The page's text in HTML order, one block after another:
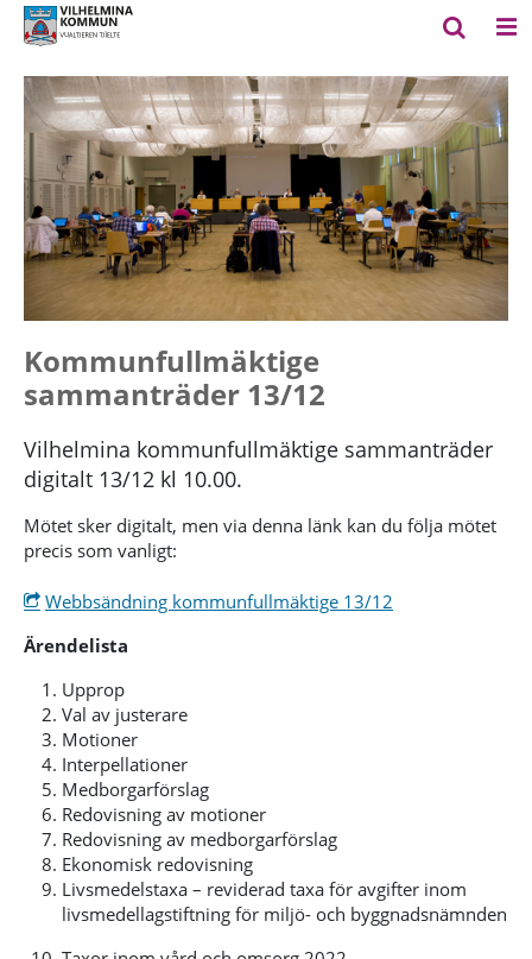
Kommunfullmäktige
sammanträder 13/12
Vilhelmina kommunfullmäktige sammanträder
digitalt 13/12 kl 10.00.
Mötet sker digitalt, men via denna länk kan du följa mötet
precis som vanligt:
Webbsändning kommunfullmäktige 13/12
Ärendelista
Upprop
Val av justerare
Motioner
Interpellationer
Medborgarförslag
Redovisning av motioner
Redovisning av medborgarförslag
Ekonomisk redovisning
Livsmedelstaxa – reviderad taxa för avgifter inom
livsmedellagstiftning för miljö- och byggnadsnämnden